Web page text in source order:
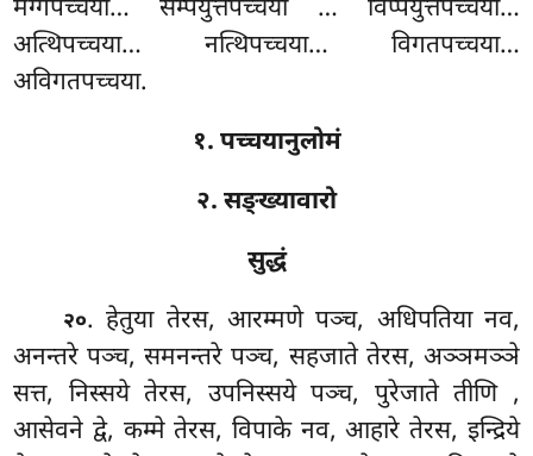
मग्गपच्चया… सम्पयुत्तपच्चया … विप्पयुत्तपच्चया…
अत्थिपच्चया… नत्थिपच्चया… विगतपच्चया…
अविगतपच्चया.
१. पच्चयानुलोमं
२. सङ्ख्यावारो
सुद्धं
२०. हेतुया तेरस, आरम्मणे पञ्च, अधिपतिया नव,
अनन्तरे पञ्च, समनन्तरे पञ्च, सहजाते तेरस, अञ्ञमञ्ञे
सत्त, निस्सये तेरस, उपनिस्सये पञ्च, पुरेजाते तीणि ,
आसेवने द्वे, कम्मे तेरस, विपाके नव, आहारे तेरस, इन्द्रिये